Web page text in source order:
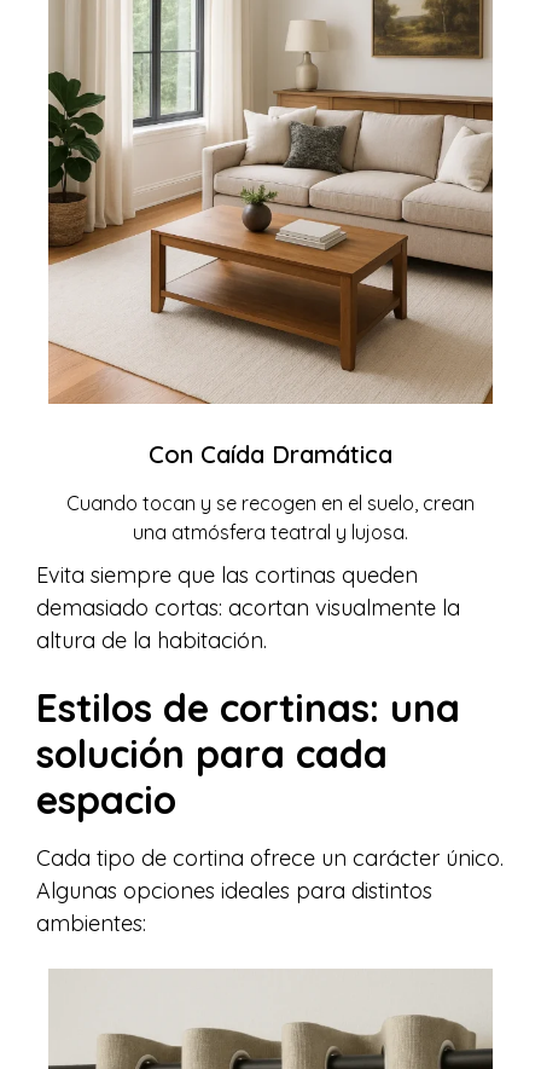
Con Caída Dramática
Cuando tocan y se recogen en el suelo, crean
una atmósfera teatral y lujosa.
Evita siempre que las cortinas queden
demasiado cortas: acortan visualmente la
altura de la habitación.
Estilos de cortinas: una
solución para cada
espacio
Cada tipo de cortina ofrece un carácter único.
Algunas opciones ideales para distintos
ambientes: